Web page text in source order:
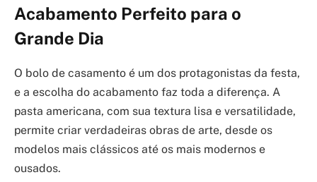
Acabamento Perfeito para o
Grande Dia
O bolo de casamento é um dos protagonistas da festa,
e a escolha do acabamento faz toda a diferença. A
pasta americana, com sua textura lisa e versatilidade,
permite criar verdadeiras obras de arte, desde os
modelos mais clássicos até os mais modernos e
ousados.